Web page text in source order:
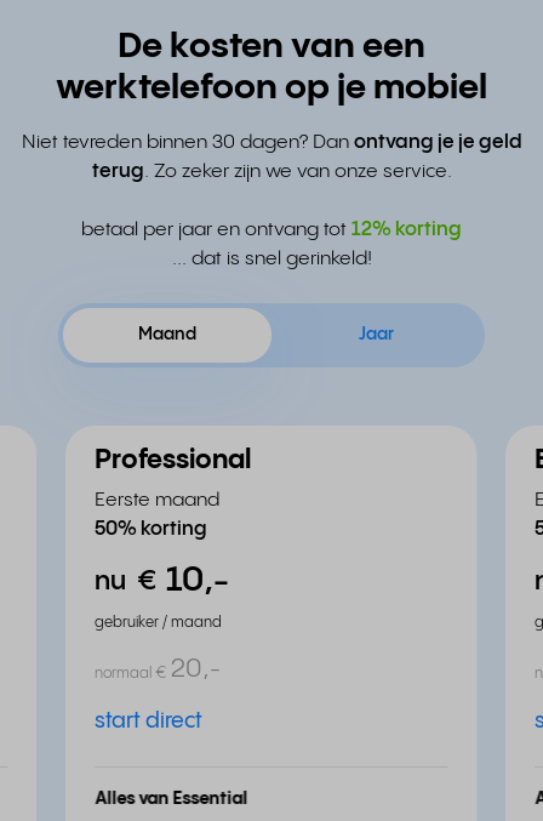
De kosten van een
werktelefoon op je mobiel
Niet tevreden binnen 30 dagen? Dan ontvang je je geld
terug. Zo zeker zijn we van onze service.
betaal per jaar en ontvang tot 12% korting
... dat is snel gerinkeld!
Maand Jaar
Professional
Eerste maand
50% korting
nu € 10,-
gebruiker / maand
normaal € 20,-
start direct
Alles van Essential